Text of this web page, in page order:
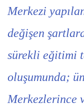
Merkezi
değişen
sürekli eğitimi
oluşumunda;
Merkezlerince